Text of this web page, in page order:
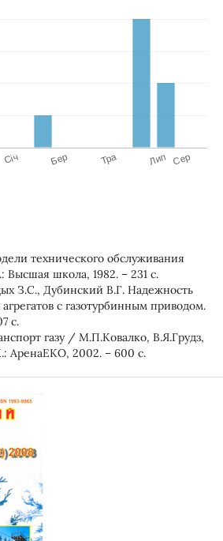
технического обслуживания
школа, 1982. – 231 с.
З.С., Дубинский В.Г. Надежность
с газотурбинным приводом.
с.
газу / М.П.Ковалко, В.Я.Грудз,
АренаЕКО, 2002. – 600 с.